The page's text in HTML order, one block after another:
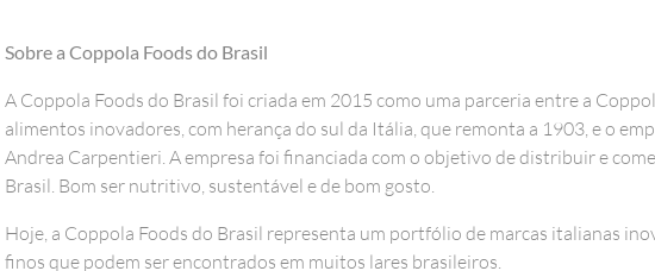
Sobre a Coppola Foods do Brasil
A Coppola Foods do Brasil foi criada em 2015 como uma parceria entre a
alimentos inovadores, com herança do sul da Itália, que remonta a 1903, e o
Andrea Carpentieri. A empresa foi financiada com o objetivo de distribuir e
Brasil. Bom ser nutritivo, sustentável e de bom gosto.
Hoje, a Coppola Foods do Brasil representa um portfólio de marcas italianas
finos que podem ser encontrados em muitos lares brasileiros.